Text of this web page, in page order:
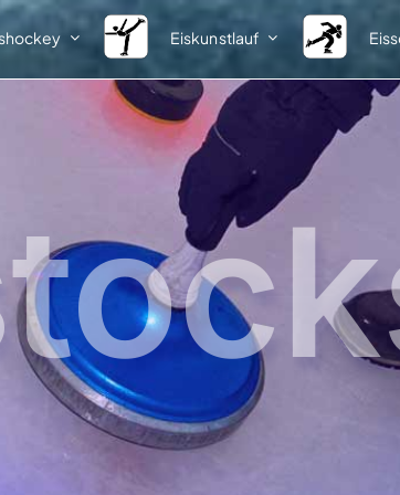
Eiskunstlauf
Spielbetrieb
Meisterschaften
Ausschreibungen
Ergebnisse
1. Bundesliga
2. Bundesliga
Klasseneinteilungen
Informationen